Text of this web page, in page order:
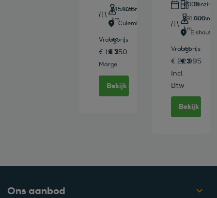
145.836
km
Automaat
Culemborg
Vraagprijs
€ 19.750
Marge
Leasen vanaf
€ 330 /mnd
Bekijk deze auto
2006Benzine
191.000
km
Elshout
Vraagprijs
€ 22.995
Incl.
Btw
Leasen
€ 339 /
Bekijk
Ons aanbod